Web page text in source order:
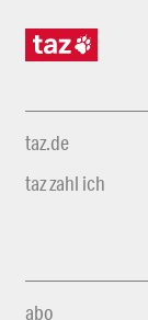
taz.de
taz zahl ich
abo